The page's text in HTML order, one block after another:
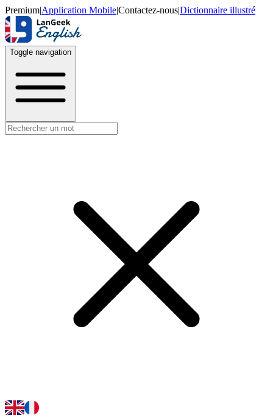
Premium|Application Mobile|Contactez-nous|Dictionnaire illustré
Toggle navigation